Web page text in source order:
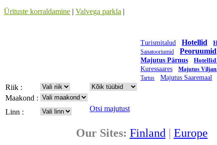
Ürituste korraldamine | Valvega parkla |
Turismitalud Hotellid
Sanatooriumid Peoruumid
Majutus Pärnus
Hotellid
Kuressaares
Majutus
Tartus
Majutus Saaremaal
Riik :
Maakond :
Linn :
Otsi majutust
Our Sites: Finland | Europe